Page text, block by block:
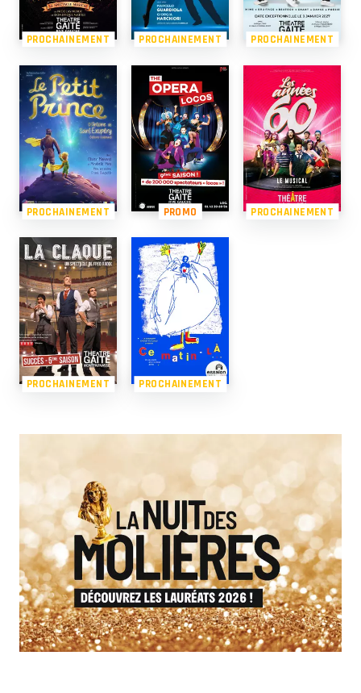
PROCHAINEMENT PROCHAINEMENT PROCHAINEMENT
PROCHAINEMENT PROMO PROCHAINEMENT
PROCHAINEMENT PROCHAINEMENT